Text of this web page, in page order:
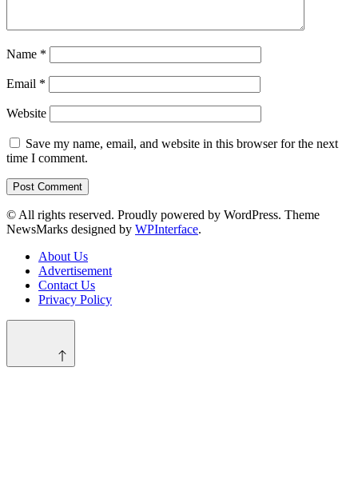
Name *
Email *
Website
Save my name, email, and website in this browser for the next
time I comment.
© All rights reserved. Proudly powered by WordPress. Theme
NewsMarks designed by WPInterface.
About Us
Advertisement
Contact Us
Privacy Policy